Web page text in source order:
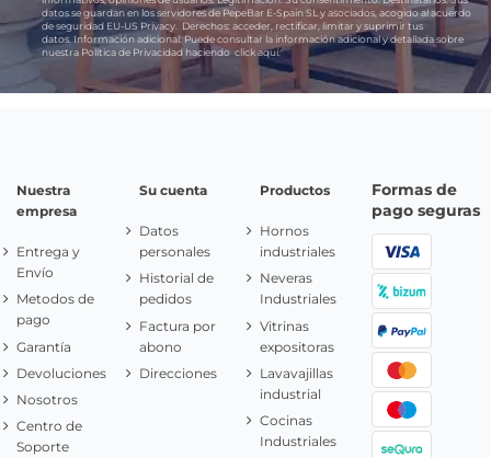
datos se guardan en los servidores de PepeBar E-Spain SL y asociados, acogido al acuerdo
de seguridad EU-US Privacy. Derechos: acceder, rectificar, limitar y suprimir tus
datos.Información adicional:Puede consultar la información adicional y detallada sobre
nuestra Política de Privacidad haciendoclick aquí.
Nuestra
empresa
Entrega y
Envío
Metodos de
pago
Garantía
Devoluciones
Nosotros
Centro de
Soporte
Su cuenta
Datos
personales
Historial de
pedidos
Factura por
abono
Direcciones
Productos
Hornos
industriales
Neveras
Industriales
Vitrinas
expositoras
Lavavajillas
industrial
Cocinas
Industriales
Formas de
pago seguras